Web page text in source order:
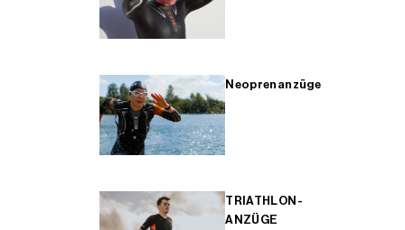
Neoprenanzüge
TRIATHLON-
ANZÜGE